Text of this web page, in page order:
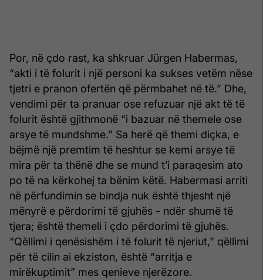
Por, në çdo rast, ka shkruar Jürgen Habermas,
“akti i të folurit i një personi ka sukses vetëm nëse
tjetri e pranon ofertën që përmbahet në të.” Dhe,
vendimi për ta pranuar ose refuzuar një akt të të
folurit është gjithmonë “i bazuar në themele ose
arsye të mundshme.” Sa herë që themi diçka, e
bëjmë një premtim të heshtur se kemi arsye të
mira për ta thënë dhe se mund t’i paraqesim ato
po të na kërkohej ta bënim këtë. Habermasi arriti
në përfundimin se bindja nuk është thjesht një
mënyrë e përdorimi të gjuhës - ndër shumë të
tjera; është themeli i çdo përdorimi të gjuhës.
“Qëllimi i qenësishëm i të folurit të njeriut,” qëllimi
për të cilin ai ekziston, është “arritja e
mirëkuptimit” mes qenieve njerëzore.